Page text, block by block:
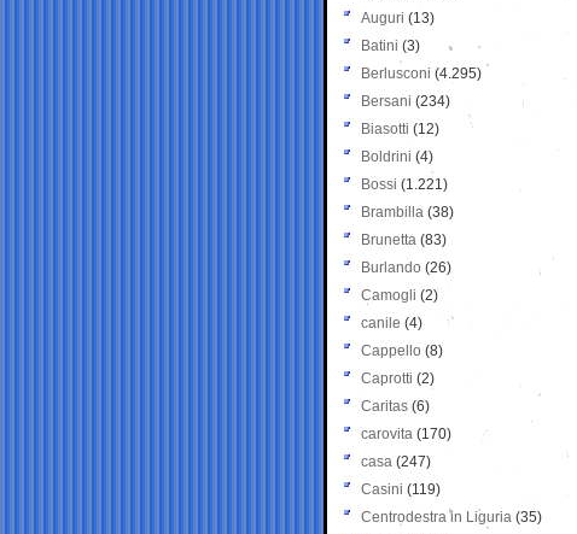
Auguri (13)
Batini (3)
Berlusconi (4.295)
Bersani (234)
Biasotti (12)
Boldrini (4)
Bossi (1.221)
Brambilla (38)
Brunetta (83)
Burlando (26)
Camogli (2)
canile (4)
Cappello (8)
Caprotti (2)
Caritas (6)
carovita (170)
casa (247)
Casini (119)
Centrodestra in Liguria (35)